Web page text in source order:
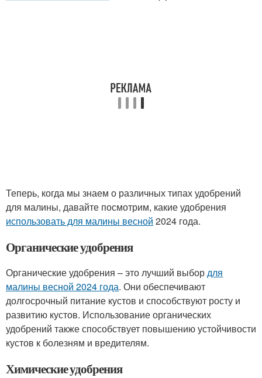
Теперь, когда мы знаем о различных типах удобрений
для малины, давайте посмотрим, какие удобрения
использовать для малины весной 2024 года.
Органические удобрения
Органические удобрения – это лучший выбордля
малины весной 2024 года. Они обеспечивают
долгосрочный питание кустов и способствуют росту и
развитию кустов. Использование органических
удобрений также способствует повышению устойчивости
кустов к болезням и вредителям.
Химические удобрения